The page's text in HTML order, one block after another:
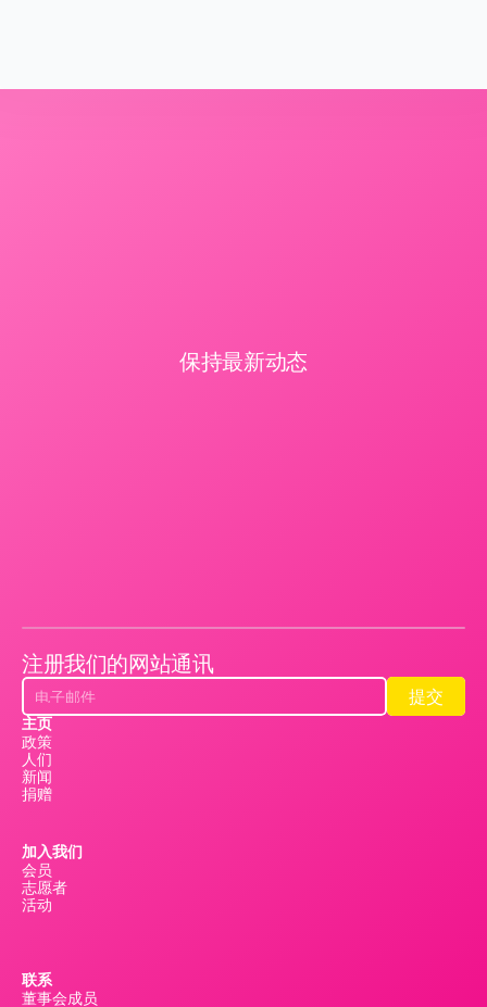
保持最新动态
注册我们的网站通讯
提交
提交
主页
政策
人们
新闻
捐赠
加入我们
会员
志愿者
活动
联系
董事会成员